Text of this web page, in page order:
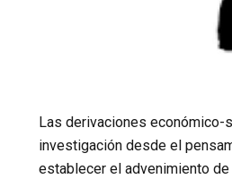
Las derivaciones económico-
investigación desde el
establecer el advenimiento